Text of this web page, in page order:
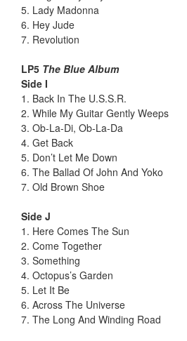
5. Lady Madonna
6. Hey Jude
7. Revolution
LP5 The Blue Album
Side I
1. Back In The U.S.S.R.
2. While My Guitar Gently Weeps
3. Ob-La-Di, Ob-La-Da
4. Get Back
5. Don’t Let Me Down
6. The Ballad Of John And Yoko
7. Old Brown Shoe
Side J
1. Here Comes The Sun
2. Come Together
3. Something
4. Octopus’s Garden
5. Let It Be
6. Across The Universe
7. The Long And Winding Road